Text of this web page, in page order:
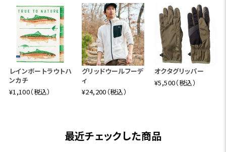
レインボートラウトハ
ンカチ
¥1,100（税込）
グリッドウールフーデ
ィ
¥24,200（税込）
オクタグリッパー
¥5,500（税込）
最近チェックした商品